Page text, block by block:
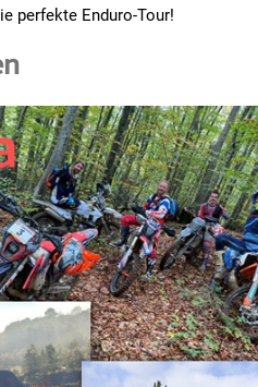
perfekte Enduro-Tour!